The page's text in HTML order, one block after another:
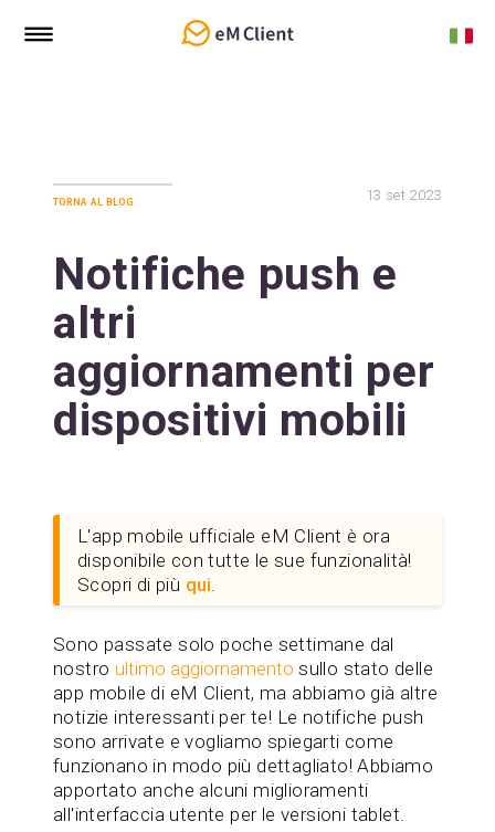
torna al blog 13 set 2023
Notifiche push e
altri
aggiornamenti per
dispositivi mobili
L'app mobile ufficiale eM Client è ora
disponibile con tutte le sue funzionalità!
Scopri di più qui.
Sono passate solo poche settimane dal
nostro ultimo aggiornamento sullo stato delle
app mobile di eM Client, ma abbiamo già altre
notizie interessanti per te! Le notifiche push
sono arrivate e vogliamo spiegarti come
funzionano in modo più dettagliato! Abbiamo
apportato anche alcuni miglioramenti
all'interfaccia utente per le versioni tablet.